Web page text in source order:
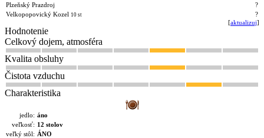
Plzeňský Prazdroj
?
Velkopopovický Kozel 10 st
?
[aktualizuj]
Hodnotenie
Celkový dojem, atmosféra
Kvalita obsluhy
Čistota vzduchu
Charakteristika
jedlo: áno
veľkosť: 12 stolov
veľký stôl: ÁNO